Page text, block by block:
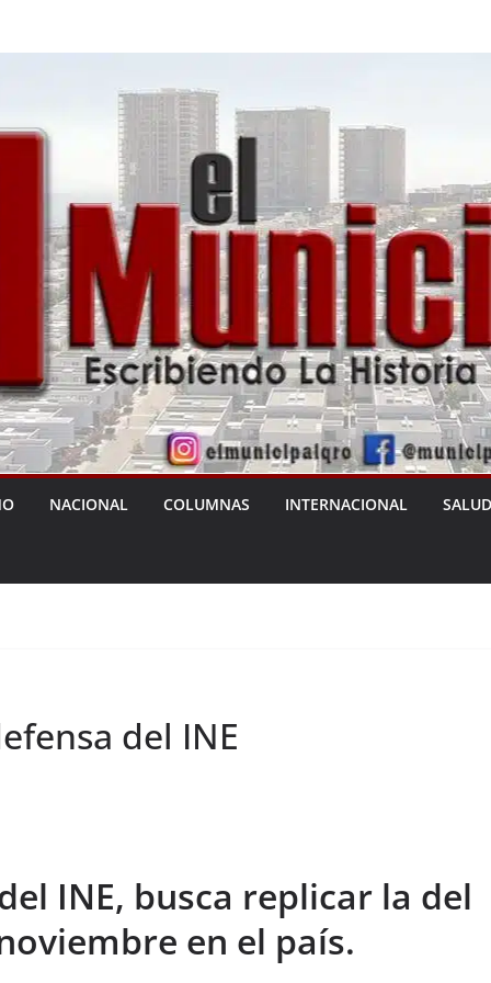
NACIONAL COLUMNAS INTERNACIONAL SALUD
del INE
INE, busca replicar la del
en el país.